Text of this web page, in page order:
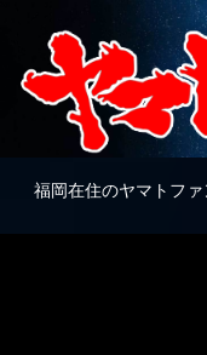
福岡在住のヤマトフ